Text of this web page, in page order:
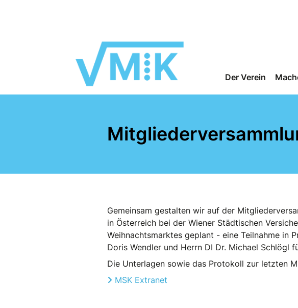
Der Verein
Gemeinsam gestalten wir auf der
in Österreich bei der Wiener Städtischen
Weihnachtsmarktes geplant - eine Teilnahme in
Doris Wendler und Herrn DI Dr. Michael Schlögl
Die Unterlagen sowie das Protokoll zur letzten
MSK Extranet